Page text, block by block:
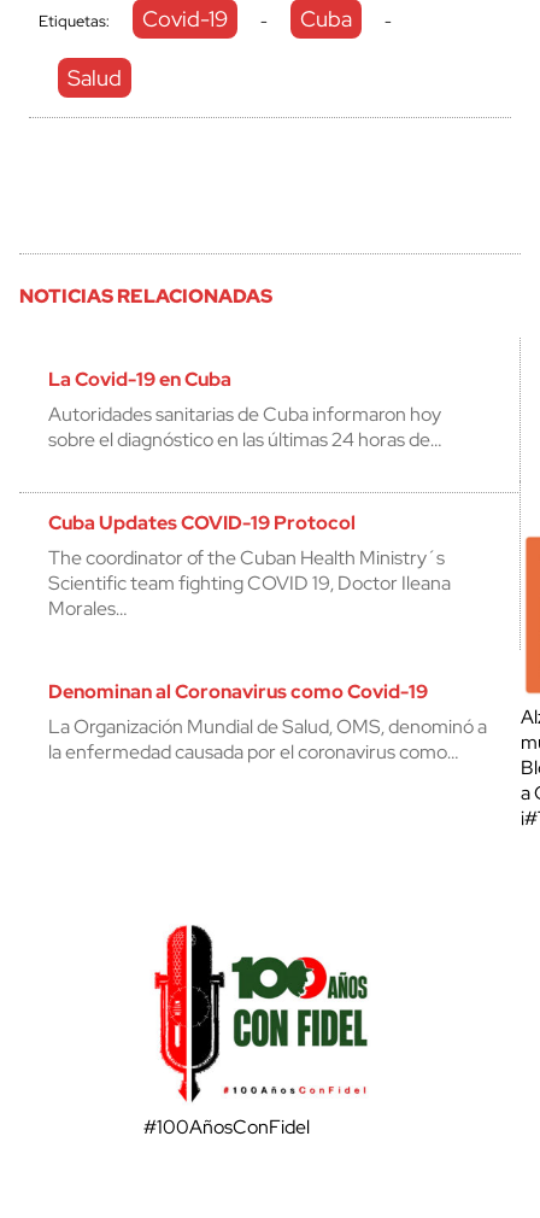
Etiquetas: Covid-19 - Cuba -
Salud
NOTICIAS RELACIONADAS
La Covid-19 en Cuba
Autoridades sanitarias de Cuba informaron hoy
sobre el diagnóstico en las últimas 24 horas de…
Cuba Updates COVID-19 Protocol
The coordinator of the Cuban Health Ministry´s
Scientific team fighting COVID 19, Doctor Ileana
Morales…
Denominan al Coronavirus como Covid-19
La Organización Mundial de Salud, OMS, denominó a
la enfermedad causada por el coronavirus como…
a
#100AñosConFidel